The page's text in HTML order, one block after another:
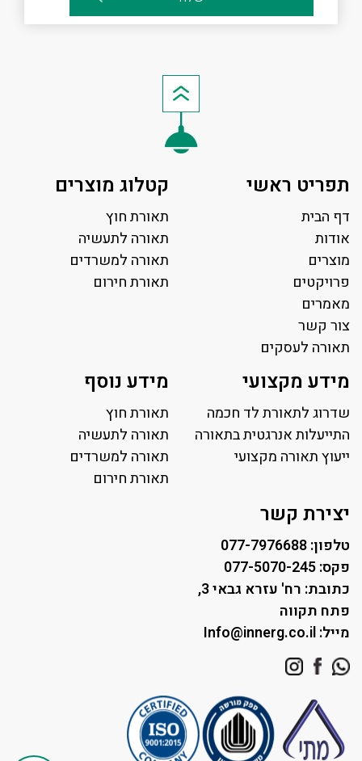
תפריט ראשי
דף הבית
אודות
מוצרים
פרויקטים
מאמרים
צור קשר
תאורה לעסקים
פאנל לד
פרופיל תאורה
תאורה לאולמות ספורט
תאורה למגרשי טניס
קטלוג מוצרים
תאורת חוץ
תאורה לתעשיה
תאורה למשרדים
תאורת חירום
מידע מקצועי
שדרוג לתאורת לד חכמה
התייעלות אנרגטית בתאורה
ייעוץ תאורה מקצועי
מידע נוסף
תאורת חוץ
תאורה לתעשיה
תאורה למשרדים
תאורת חירום
יצירת קשר
טלפון: 077-7976688
פקס: 077-5070-245
כתובת: רח' עזרא גבאי 3,
פתח תקווה
מייל: Info@innerg.co.il